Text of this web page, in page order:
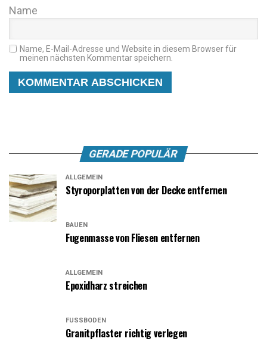
Name
Name, E-Mail-Adresse und Website in diesem Browser für
meinen nächsten Kommentar speichern.
GERADE POPULÄR
ALLGEMEIN
Styroporplatten von der Decke entfernen
BAUEN
Fugenmasse von Fliesen entfernen
ALLGEMEIN
Epoxidharz streichen
FUSSBODEN
Granitpflaster richtig verlegen